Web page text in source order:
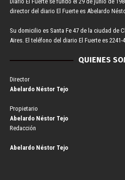
director del diario El Fuerte es Abelardo
Su domicilio es Santa Fe 47 de la ciudad de
Aires. El teléfono del diario El Fuerte es 2241-
QUIENES
Director
Abelardo Néstor Tejo
Propietario
Abelardo Néstor Tejo
Redacción
Abelardo Néstor Tejo